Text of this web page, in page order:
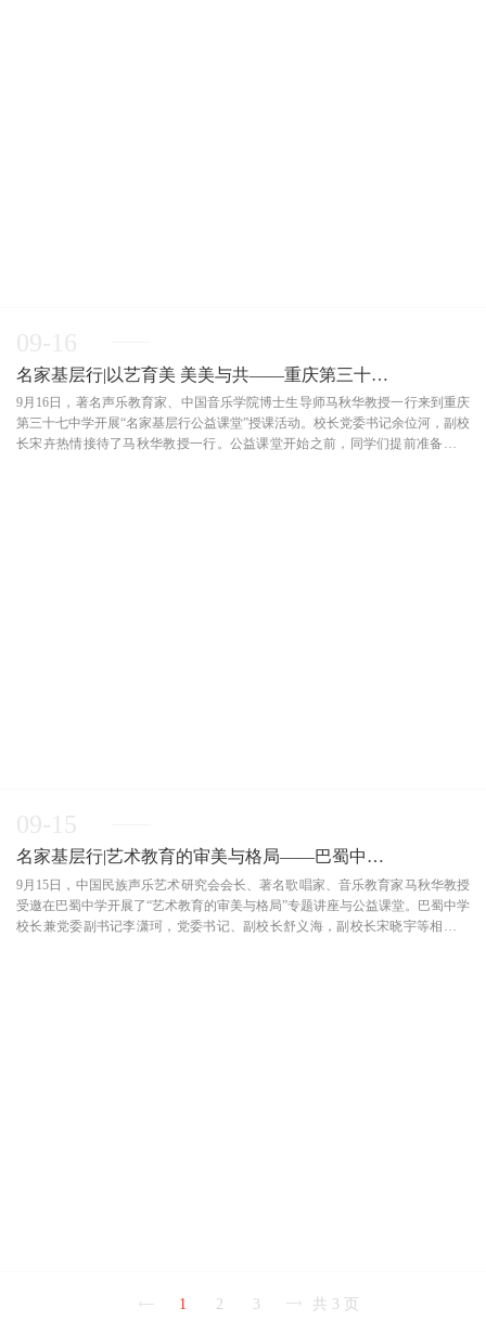
09-16
名家基层行|以艺育美 美美与共——重庆第三十七中学
9月16日，著名声乐教育家、中国音乐学院博士生导师马秋华教授一行来到重庆
第三十七中学开展“名家基层行公益课堂”授课活动。校长党委书记余位河，副校
长宋卉热情接待了马秋华教授一行。公益课堂开始之前，同学们提前准备了一
09-15
名家基层行|艺术教育的审美与格局——巴蜀中学公益课堂
9月15日，中国民族声乐艺术研究会会长、著名歌唱家、音乐教育家马秋华教授
受邀在巴蜀中学开展了“艺术教育的审美与格局”专题讲座与公益课堂。巴蜀中学
校长兼党委副书记李潇珂，党委书记、副校长舒义海，副校长宋晓宇等相关责
1 2 3 共 3 页